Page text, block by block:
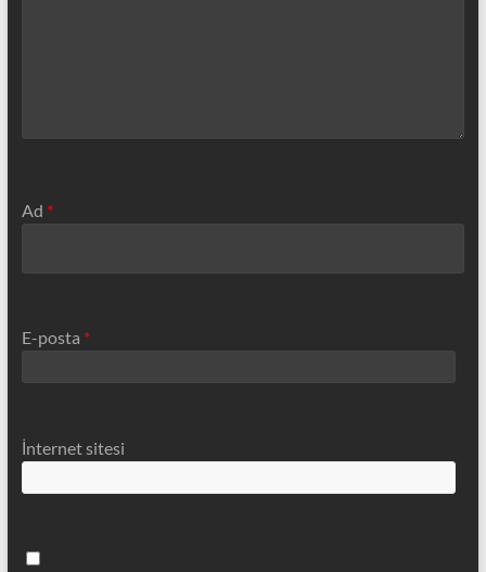
Ad *
E-posta *
İnternet sitesi